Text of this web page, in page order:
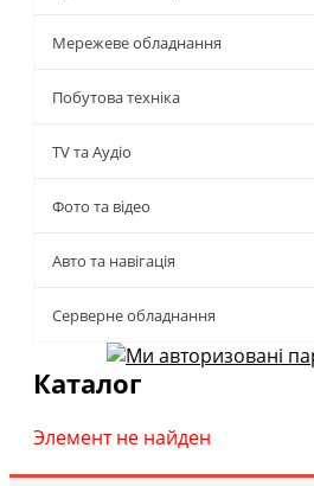
Мережеве обладнання
Побутова техніка
TV та Аудіо
Фото та відео
Авто та навігація
Серверне обладнання
Каталог
Элемент не найден